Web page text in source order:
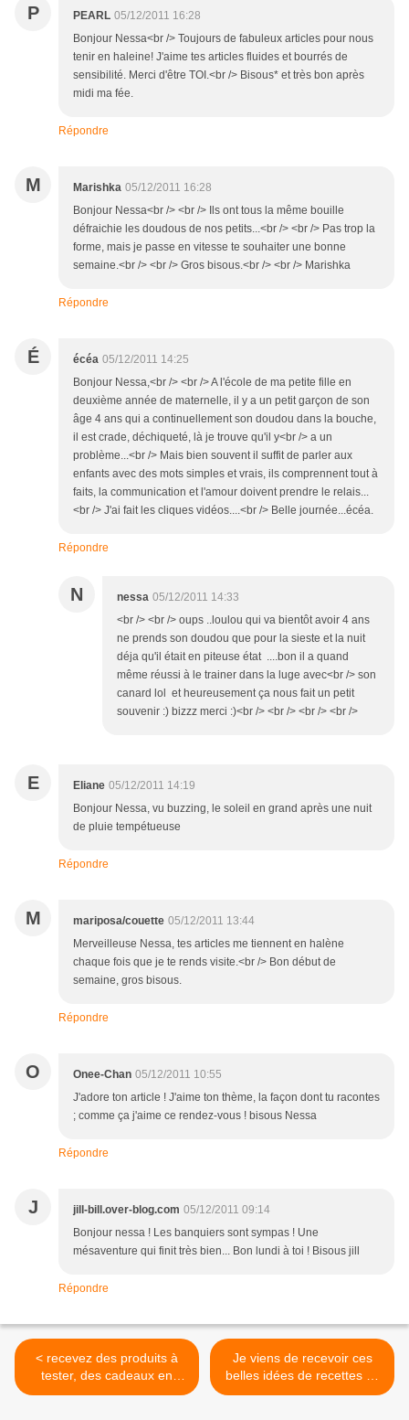
P PEARL 05/12/2011 16:28
Bonjour Nessa<br /> Toujours de fabuleux articles pour nous
tenir en haleine! J'aime tes articles fluides et bourrés de
sensibilité. Merci d'être TOI.<br /> Bisous* et très bon après
midi ma fée.
Répondre
M Marishka 05/12/2011 16:28
Bonjour Nessa<br /> <br /> Ils ont tous la même bouille
défraichie les doudous de nos petits...<br /> <br /> Pas trop la
forme, mais je passe en vitesse te souhaiter une bonne
semaine.<br /> <br /> Gros bisous.<br /> <br /> Marishka
Répondre
É écéa 05/12/2011 14:25
Bonjour Nessa,<br /> <br /> A l'école de ma petite fille en
deuxième année de maternelle, il y a un petit garçon de son
âge 4 ans qui a continuellement son doudou dans la bouche,
il est crade, déchiqueté, là je trouve qu'il y<br /> a un
problème...<br /> Mais bien souvent il suffit de parler aux
enfants avec des mots simples et vrais, ils comprennent tout à
faits, la communication et l'amour doivent prendre le relais...
<br /> J'ai fait les cliques vidéos....<br /> Belle journée...écéa.
Répondre
N nessa 05/12/2011 14:33
<br /> <br /> oups ..loulou qui va bientôt avoir 4 ans
ne prends son doudou que pour la sieste et la nuit
déja qu'il était en piteuse état ....bon il a quand
même réussi à le trainer dans la luge avec<br /> son
canard lol et heureusement ça nous fait un petit
souvenir :) bizzz merci :)<br /> <br /> <br /> <br />
E Eliane 05/12/2011 14:19
Bonjour Nessa, vu buzzing, le soleil en grand après une nuit
de pluie tempétueuse
Répondre
M mariposa/couette 05/12/2011 13:44
Merveilleuse Nessa, tes articles me tiennent en halène
chaque fois que je te rends visite.<br /> Bon début de
semaine, gros bisous.
Répondre
O Onee-Chan 05/12/2011 10:55
J'adore ton article ! J'aime ton thème, la façon dont tu racontes
; comme ça j'aime ce rendez-vous ! bisous Nessa
Répondre
J jill-bill.over-blog.com 05/12/2011 09:14
Bonjour nessa ! Les banquiers sont sympas ! Une
mésaventure qui finit très bien... Bon lundi à toi ! Bisous jill
Répondre
< recevez des produits à
tester, des cadeaux en
répondant à des sondages
Je viens de recevoir ces
belles idées de recettes ce
n'est pas du bio (lindt) mais